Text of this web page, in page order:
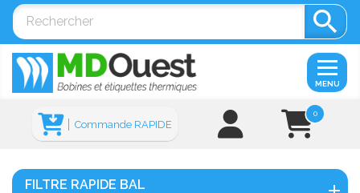

0
Commande RAPIDE
MENU
FILTRE RAPIDE BAL